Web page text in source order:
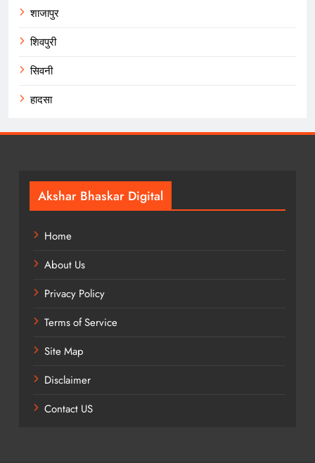
शाजापुर
शिवपुरी
सिवनी
हादसा
Akshar Bhaskar Digital
Home
About Us
Privacy Policy
Terms of Service
Site Map
Disclaimer
Contact US